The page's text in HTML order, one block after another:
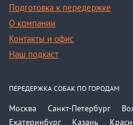
Подготовка к передержке
О компании
Контакты и офис
Наш подкаст
ПЕРЕДЕРЖКА СОБАК ПО ГОРОДАМ
Москва Санкт-Петербург
Екатеринбург
Казань